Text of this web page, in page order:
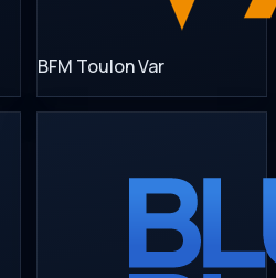
BFM Toulon Var